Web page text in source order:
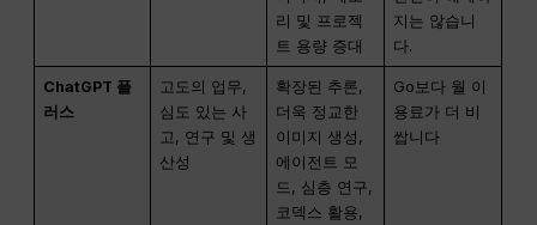
리 및 프로젝
트 용량 증대
지는 않습니
다.
ChatGPT 플
러스
고도의 업무,
심도 있는 사
고, 연구 및 생
산성
확장된 추론,
더욱 정교한
이미지 생성,
에이전트 모
드, 심층 연구,
코덱스 활용,
Go보다 월 이
용료가 더 비
쌉니다